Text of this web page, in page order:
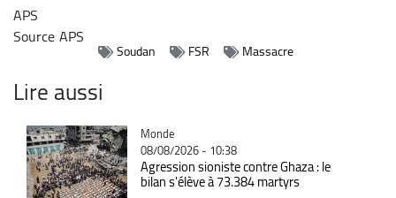
APS
SourceAPS
Soudan FSR Massacre
Lire aussi
Catégorie
Monde
08/08/2026 - 10:38
Agression sioniste contre Ghaza : le
bilan s'élève à 73.384 martyrs